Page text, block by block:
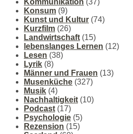
Kommunikation (37)
Konsum (9)
Kunst und Kultur (74)
Kurzfilm (26)
Landwirtschaft (15)
lebenslanges Lernen (12)
Lesen (38)
Lyrik (8)
Männer und Frauen (13)
Musenküche (327)
Musik (4)
Nachhaltigkeit (10)
Podcast (17)
Psychologie (5)
Rezension (15)